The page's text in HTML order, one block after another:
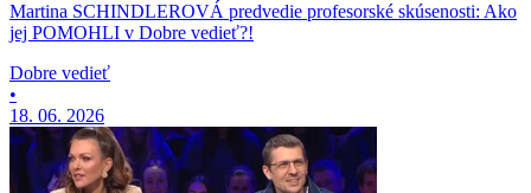
Martina SCHINDLEROVÁ predvedie profesorské skúsenosti: Ako
jej POMOHLI v Dobre vedieť?!
Dobre vedieť
•
18. 06. 2026